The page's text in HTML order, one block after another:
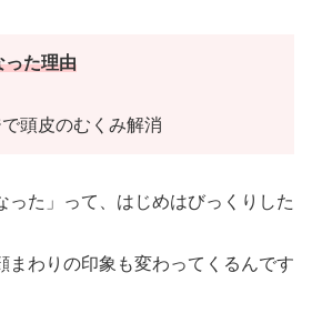
った理由
頭皮のむくみ解消
った」って、はじめはびっくりした
まわりの印象も変わってくるんです